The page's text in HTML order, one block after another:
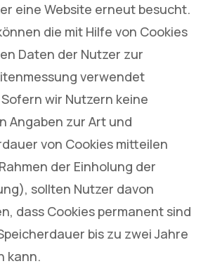
eine Website erneut besucht.
die mit Hilfe von Cookies
Daten der Nutzer zur
verwendet
wir Nutzern keine
Angaben zur Art und
von Cookies mitteilen
der Einholung der
sollten Nutzer davon
dass Cookies permanent sind
bis zu zwei Jahre
kann.